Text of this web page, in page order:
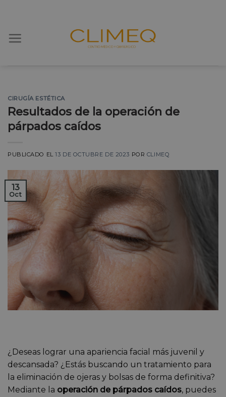
CIRUGÍA ESTÉTICA
Resultados de la operación de
párpados caídos
PUBLICADO EL13 DE OCTUBRE DE 2023 POR CLIMEQ
13
Oct
¿Deseas lograr una apariencia facial más juvenil y
descansada? ¿Estás buscando un tratamiento para
la eliminación de ojeras y bolsas de forma definitiva?
Mediante la operación de párpados caídos, puedes